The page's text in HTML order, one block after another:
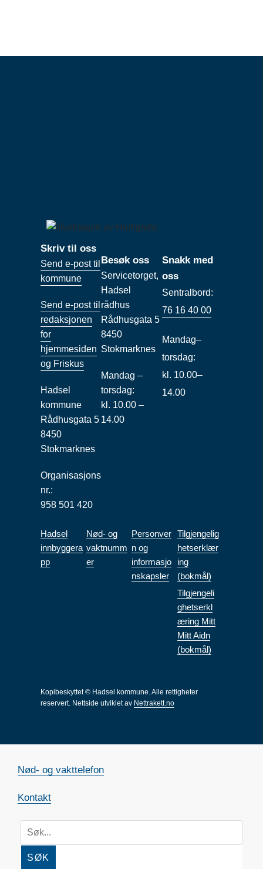
Skriv til oss
Send e-post til
kommune
Send e-post til
redaksjonen
for
hjemmesiden
og Friskus
Hadsel
kommune
Rådhusgata 5
8450
Stokmarknes
Organisasjons
nr.:
958 501 420
Besøk oss
Servicetorget,
Hadsel
rådhus
Rådhusgata 5
8450
Stokmarknes
Mandag –
torsdag:
kl. 10.00 –
14.00
Snakk med
oss
Sentralbord:
76 16 40 00
Mandag–
torsdag:
kl. 10.00–
14.00
Hadsel
innbyggera
pp
Nød- og
vaktnumm
er
Personver
n og
informasjo
nskapsler
Tilgjengelig
hetserklær
ing
(bokmål)
Tilgjengeli
ghetserkl
æring Mitt
Mitt Aidn
(bokmål)
Kopibeskyttet © Hadsel kommune. Alle rettigheter
reservert. Nettside utviklet av Nettrakett.no
Nød- og vakttelefon
Kontakt
SØK